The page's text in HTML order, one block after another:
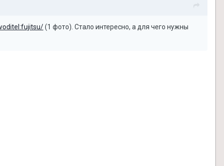
(1 фото). Стало интересно, а для чего нужны